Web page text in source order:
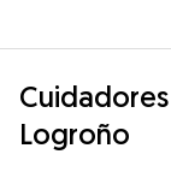
Logroño